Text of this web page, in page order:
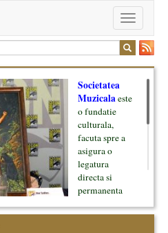
Toggle
navigation
Societatea
Muzicalaeste
o fundatie
culturala,
facuta spre a
asigura o
legatura
directa si
permanenta
oamenii ei, pe